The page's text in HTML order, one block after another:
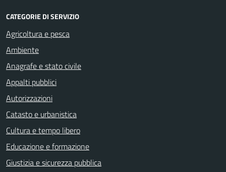
CATEGORIE DI SERVIZIO
Agricoltura e pesca
Ambiente
Anagrafe e stato civile
Appalti pubblici
Autorizzazioni
Catasto e urbanistica
Cultura e tempo libero
Educazione e formazione
Giustizia e sicurezza pubblica